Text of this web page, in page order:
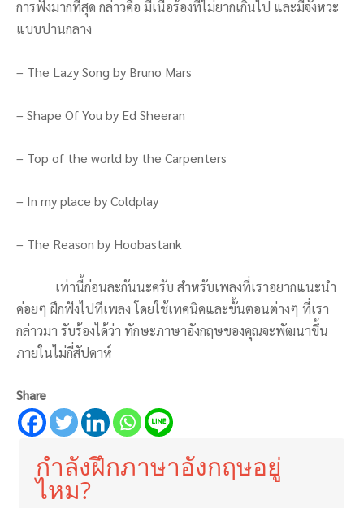
การฟังมากที่สุด กล่าวคือ มีเนื้อร้องที่ไม่ยากเกินไป และมีจังหวะ
แบบปานกลาง
– The Lazy Song by Bruno Mars
– Shape Of You by Ed Sheeran
– Top of the world by the Carpenters
– In my place by Coldplay
– The Reason by Hoobastank
เท่านี้ก่อนละกันนะครับ สำหรับเพลงที่เราอยากแนะนำ
ค่อยๆ ฝึกฟังไปทีเพลง โดยใช้เทคนิคและขั้นตอนต่างๆ ที่เรา
กล่าวมา รับร้องได้ว่า ทักษะภาษาอังกฤษของคุณจะพัฒนาขึ้น
ภายในไม่กี่สัปดาห์
Share
กำลังฝึกภาษาอังกฤษอยู่
ไหม?